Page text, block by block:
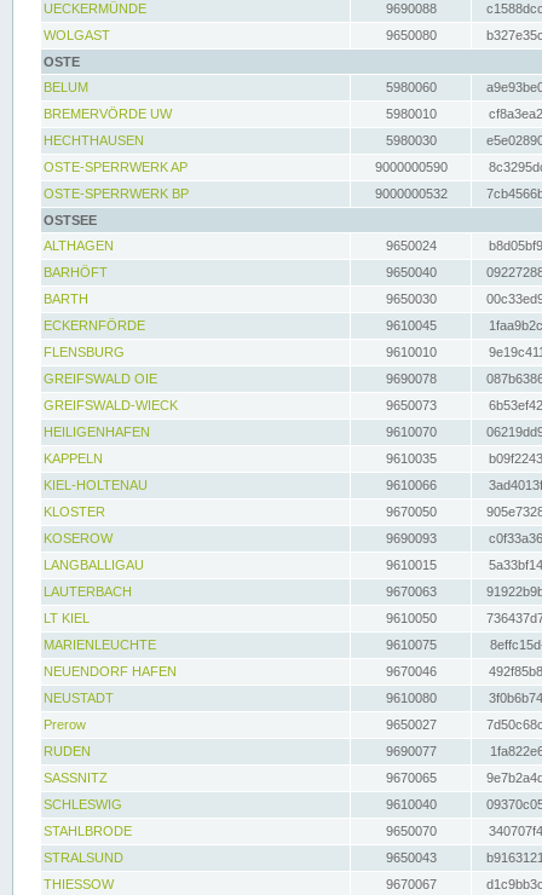
UECKERMÜNDE
9690088
WOLGAST
9650080
OSTE
BELUM
5980060
BREMERVÖRDE UW
5980010
HECHTHAUSEN
5980030
OSTE-SPERRWERK AP
9000000590
OSTE-SPERRWERK BP
9000000532
OSTSEE
ALTHAGEN
9650024
BARHÖFT
9650040
BARTH
9650030
ECKERNFÖRDE
9610045
FLENSBURG
9610010
GREIFSWALD OIE
9690078
GREIFSWALD-WIECK
9650073
HEILIGENHAFEN
9610070
KAPPELN
9610035
KIEL-HOLTENAU
9610066
KLOSTER
9670050
KOSEROW
9690093
LANGBALLIGAU
9610015
LAUTERBACH
9670063
LT KIEL
9610050
MARIENLEUCHTE
9610075
NEUENDORF HAFEN
9670046
NEUSTADT
9610080
Prerow
9650027
RUDEN
9690077
SASSNITZ
9670065
SCHLESWIG
9610040
STAHLBRODE
9650070
STRALSUND
9650043
THIESSOW
9670067